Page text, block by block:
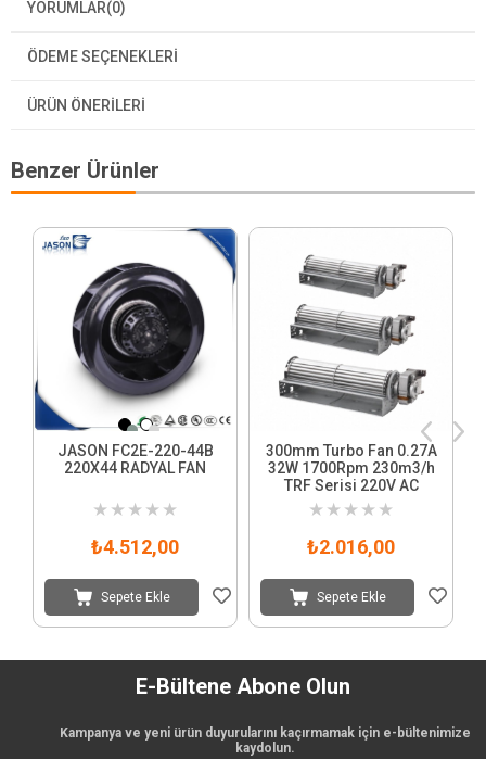
YORUMLAR(0)
ÖDEME SEÇENEKLERI
ÜRÜN ÖNERILERI
Benzer Ürünler
JASON FC2E-220-44B
220X44 RADYAL FAN
★ ★ ★ ★ ★
₺4.512,00
Sepete Ekle
300mm Turbo Fan 0.27A
32W 1700Rpm 230m3/h
TRF Serisi 220V AC
★ ★ ★ ★ ★
₺2.016,00
Sepete Ekle
E-Bültene Abone Olun
Kampanya ve yeni ürün duyurularını kaçırmamak için e-bültenimize
kaydolun.